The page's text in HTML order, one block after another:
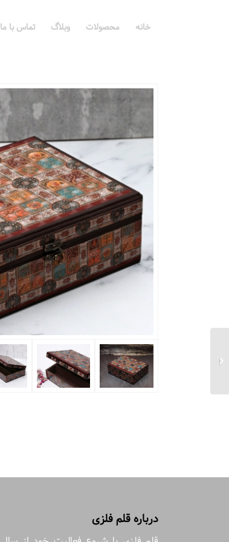
خانه محصولات وبلاگ تماس با ما
درباره قلم فلزی
جعبه دمنوش دشت
شقایق مستطیل نما سه
بعدی سایز ۲۰*۲۵...